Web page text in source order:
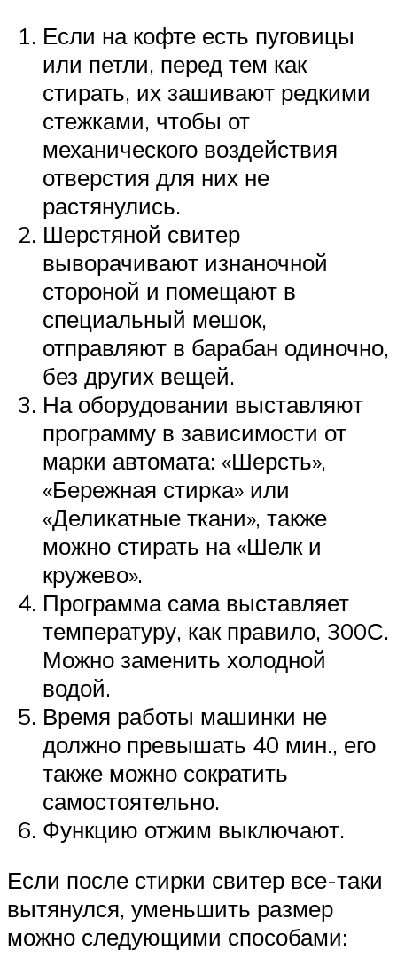
Если на кофте есть пуговицы
или петли, перед тем как
стирать, их зашивают редкими
стежками, чтобы от
механического воздействия
отверстия для них не
растянулись.
Шерстяной свитер
выворачивают изнаночной
стороной и помещают в
специальный мешок,
отправляют в барабан одиночно,
без других вещей.
На оборудовании выставляют
программу в зависимости от
марки автомата: «Шерсть»,
«Бережная стирка» или
«Деликатные ткани», также
можно стирать на «Шелк и
кружево».
Программа сама выставляет
температуру, как правило, 300С.
Можно заменить холодной
водой.
Время работы машинки не
должно превышать 40 мин., его
также можно сократить
самостоятельно.
Функцию отжим выключают.
Если после стирки свитер все-таки
вытянулся, уменьшить размер
можно следующими способами: